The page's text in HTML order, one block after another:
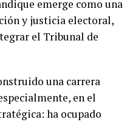
emerge como una
y justicia electoral,
el Tribunal de
una carrera
en el
ha ocupado